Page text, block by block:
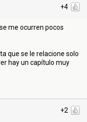
+4
me ocurren pocos
que se le relacione solo
hay un capítulo muy
+2